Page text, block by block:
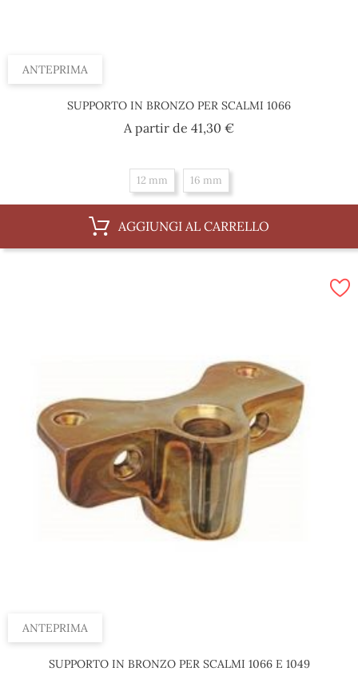
ANTEPRIMA
SUPPORTO IN BRONZO PER SCALMI 1066
A partir de 41,30 €Prezzo
12 mm 16 mm
AGGIUNGI AL CARRELLO
ANTEPRIMA
SUPPORTO IN BRONZO PER SCALMI 1066 E 1049